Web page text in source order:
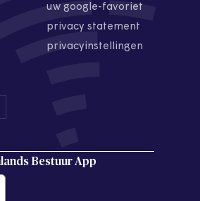
uw google-favoriet
privacy statement
privacyinstellingen
Bestuur App